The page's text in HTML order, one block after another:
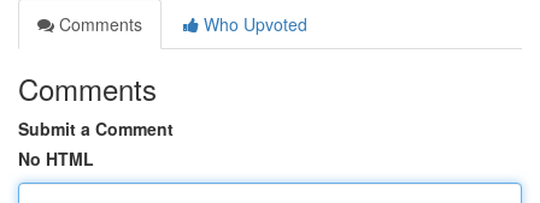
Comments
Who Upvoted
Comments
Submit a Comment
No HTML